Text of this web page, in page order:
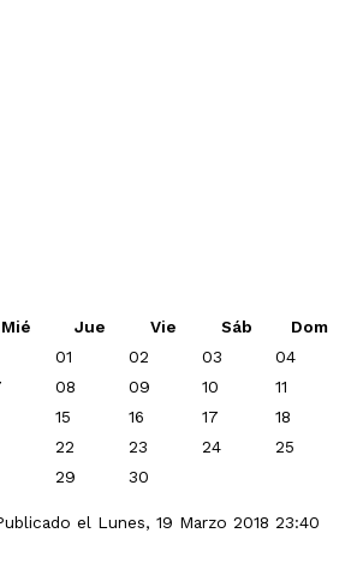
Mié Jue Vie Sáb
Dom
01
02 03
04
08 09 10
11
15 16 17
18
22 23 24
25
29 30
el Lunes, 19 Marzo 2018 23:40